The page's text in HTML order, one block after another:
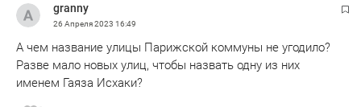
granny
26 Апреля 2023 16:49
А чем название улицы Парижской коммуны не угодило?
Разве мало новых улиц, чтобы назвать одну из них
именем Гаяза Исхаки?